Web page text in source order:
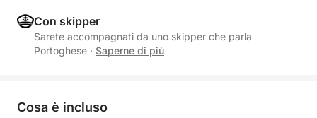
Con skipper
Sarete accompagnati da uno skipper che parla
Portoghese · Saperne di più
Cosa è incluso